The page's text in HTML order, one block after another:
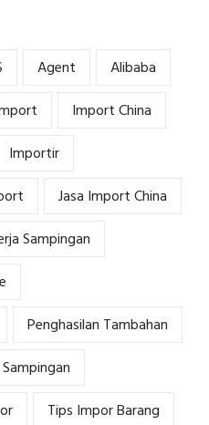
Agent
Alibaba
Import China
Importir
Jasa Import China
Sampingan
Penghasilan Tambahan
Sampingan
Tips Impor Barang